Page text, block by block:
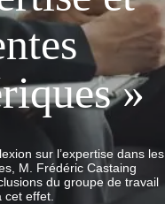
»
sur l’expertise dans les
M. Frédéric Castaing
du groupe de travail
cet effet.